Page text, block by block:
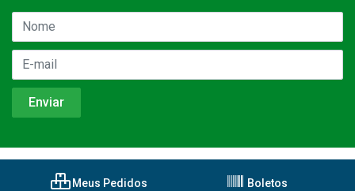
Meus Pedidos Boletos